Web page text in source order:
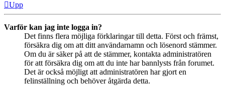
Upp
Varför kan jag inte logga in?
Det finns flera möjliga förklaringar till detta. Först och främst,
försäkra dig om att ditt användarnamn och lösenord stämmer.
Om du är säker på att de stämmer, kontakta administratören
för att försäkra dig om att du inte har bannlysts från forumet.
Det är också möjligt att administratören har gjort en
felinställning och behöver åtgärda detta.